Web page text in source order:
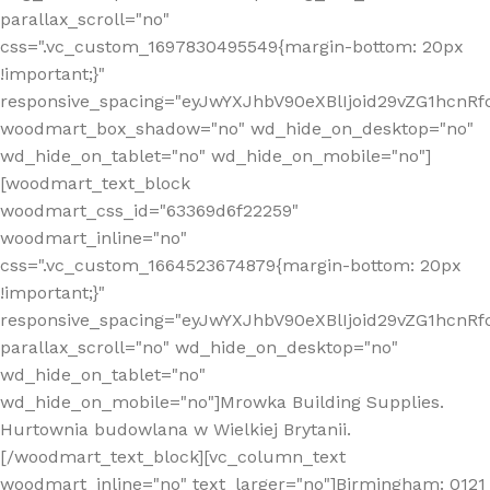
parallax_scroll="no"
css=".vc_custom_1697830495549{margin-bottom: 20px
!important;}"
woodmart_box_shadow="no" wd_hide_on_desktop="no"
wd_hide_on_tablet="no" wd_hide_on_mobile="no"]
[woodmart_text_block
woodmart_css_id="63369d6f22259"
woodmart_inline="no"
css=".vc_custom_1664523674879{margin-bottom: 20px
!important;}"
parallax_scroll="no" wd_hide_on_desktop="no"
wd_hide_on_tablet="no"
wd_hide_on_mobile="no"]Mrowka Building Supplies.
Hurtownia budowlana w Wielkiej Brytanii.
[/woodmart_text_block][vc_column_text
woodmart_inline="no" text_larger="no"]Birmingham: 0121